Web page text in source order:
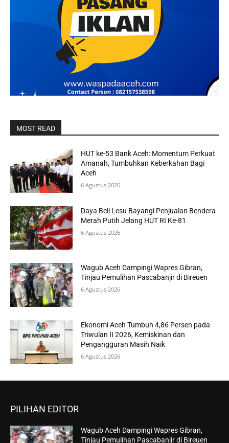
MOST READ
HUT ke-53 Bank Aceh: Momentum Perkuat
Amanah, Tumbuhkan Keberkahan Bagi
Aceh
6 Agustus 2026
Daya Beli Lesu Bayangi Penjualan Bendera
Merah Putih Jelang HUT RI Ke-81
6 Agustus 2026
Wagub Aceh Dampingi Wapres Gibran,
Tinjau Pemulihan Pascabanjir di Bireuen
6 Agustus 2026
Ekonomi Aceh Tumbuh 4,86 Persen pada
Triwulan II 2026, Kemiskinan dan
Pengangguran Masih Naik
6 Agustus 2026
PILIHAN EDITOR
Wagub Aceh Dampingi Wapres Gibran,
Tinjau Pemulihan Pascabanjir di Bireuen